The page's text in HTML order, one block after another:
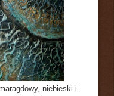
niebieski i